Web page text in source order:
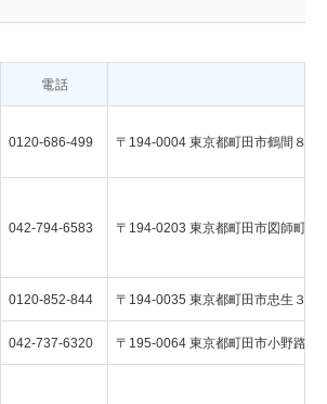
電話
0120-686-499 〒194-0004 東京都町田市鶴間８丁
042-794-6583 〒194-0203 東京都町田市図師町９
0120-852-844 〒194-0035 東京都町田市忠生３丁
042-737-6320 〒195-0064 東京都町田市小野路町